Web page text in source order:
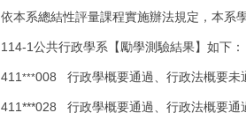
依本系總結性評量課程實施辦法規定，本系
114-1公共行政學系【勵學測驗結果】 如下：
411 ***008 行政學概要通過、行政法概要未
411***028 行政學概要通過、行政法概要通